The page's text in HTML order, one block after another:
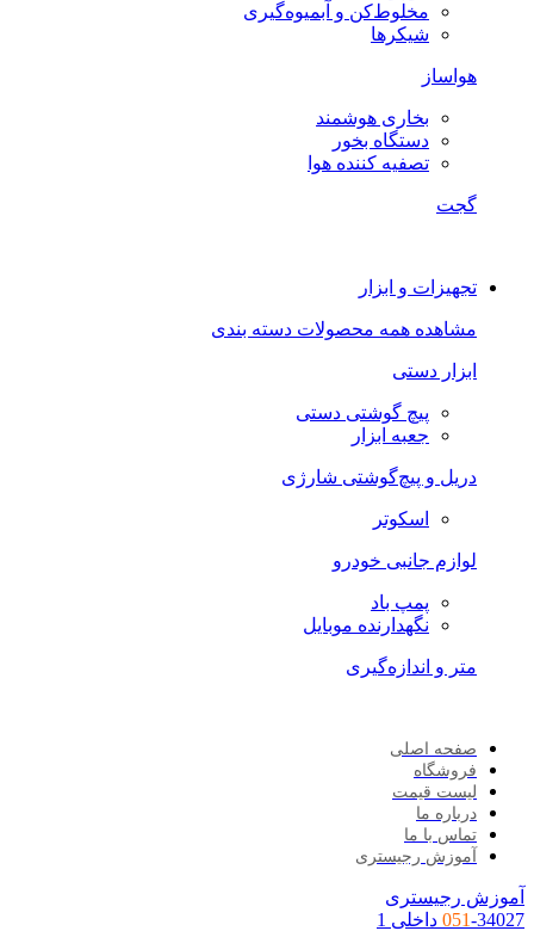
مخلوط‌کن و آبمیوه‌گیری
شیکرها
هواساز
بخاری هوشمند
دستگاه بخور
تصفیه کننده هوا
گجت
تجهیزات و ابزار
مشاهده همه محصولات دسته بندی
ابزار دستی
پیچ گوشتی دستی
جعبه ابزار
دریل و پیچ‌گوشتی شارژی
اسکوتر
لوازم جانبی خودرو
پمپ باد
نگهدارنده موبایل
متر و اندازه‌گیری
صفحه اصلی
فروشگاه
لیست قیمت
درباره ما
تماس با ما
آموزش رجیستری
آموزش رجیستری
051-34027 داخلی 1